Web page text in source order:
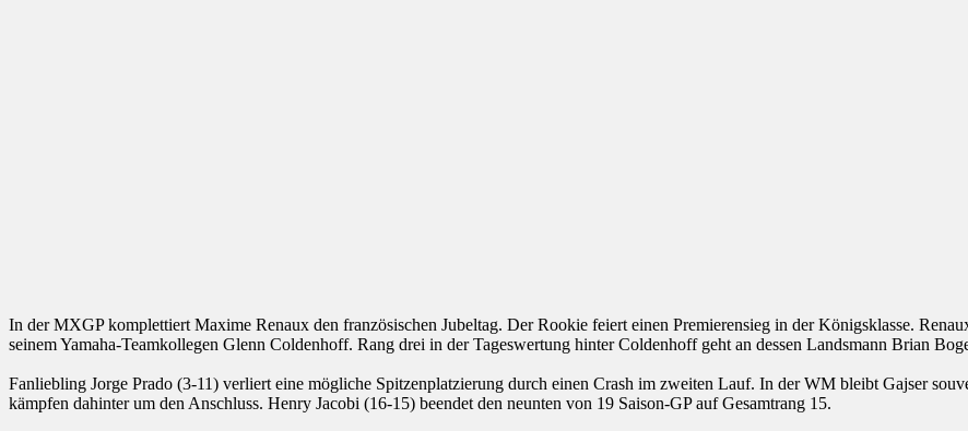
In der MXGP komplettiert Maxime Renaux den französischen Jubeltag. Der Rookie feiert einen Premierensieg in der Königsklasse.
seinem Yamaha-Teamkollegen Glenn Coldenhoff. Rang drei in der Tageswertung hinter Coldenhoff geht an dessen Landsmann Brian
Fanliebling Jorge Prado (3-11) verliert eine mögliche Spitzenplatzierung durch einen Crash im zweiten Lauf. In der WM bleibt Gajser
kämpfen dahinter um den Anschluss. Henry Jacobi (16-15) beendet den neunten von 19 Saison-GP auf Gesamtrang 15.